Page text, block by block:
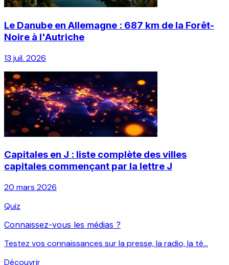
Le Danube en Allemagne : 687 km de la Forêt-
Noire à l'Autriche
13 juil. 2026
Capitales en J : liste complète des villes
capitales commençant par la lettre J
20 mars 2026
Quiz
Connaissez-vous les médias ?
Testez vos connaissances sur la presse, la radio, la té...
Découvrir